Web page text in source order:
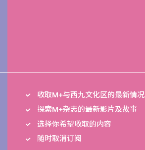
收取M+与西九文化区的最新情况
探索M+杂志的最新影片及故事
选择你希望收取的内容
随时取消订阅